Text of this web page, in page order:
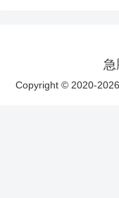
急
Copyright © 2020-